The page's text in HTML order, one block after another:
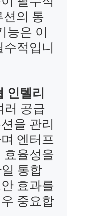
션의 통
능은 이
적입니
인텔리
러 공급
을 관리
엔터프
효율성을
통합
효과를
중요합